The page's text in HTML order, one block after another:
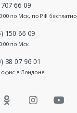
66 09
по Мск, по РФ бесплатно
150 66 09
по Мск
38 07 96 01
офис в Лондоне